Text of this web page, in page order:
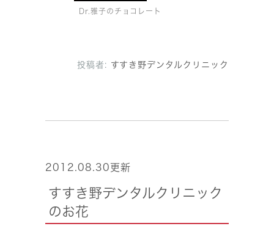
Dr.雅子のチョコレート
投稿者: すすき野デンタルクリニック
2012.08.30更新
すすき野デンタルクリニック
のお花